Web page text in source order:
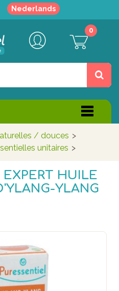
Nederlands
0
/ douces >
unitaires >
HUILE
YLANG